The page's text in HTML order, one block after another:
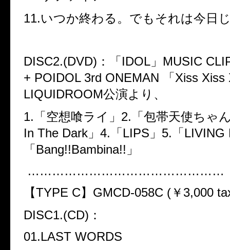
11.いつか終わる。でもそれは今日
DISC2.(DVD) ：「 IDOL 」 MUSIC
+ POIDOL 3rd ONEMAN
「 Xiss Xiss
LIQUIDROOM公演より、
1. 「空想喰ライ」 2. 「包帯天使ちゃ
In The Dark 」 4. 「 LIPS 」 5. 「 LIVING
「 Bang!!Bambina!! 」
…………………………………………
【TYPE C】 GMCD-058C ( ￥ 3,000
DISC1.(CD) ：
01.LAST WORDS